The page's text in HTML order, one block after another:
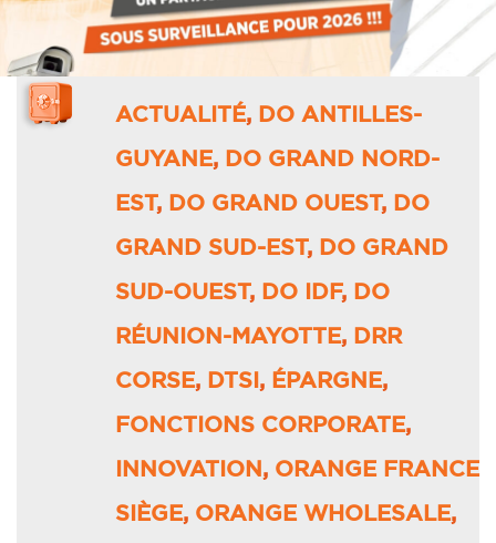
ACTUALITÉ, DO ANTILLES-
GUYANE, DO GRAND NORD-
EST , DO GRAND OUEST , DO
GRAND SUD-EST , DO GRAND
SUD-OUEST , DO IDF, DO
RÉUNION-MAYOTTE, DRR
CORSE, DTSI , ÉPARGNE,
FONCTIONS CORPORATE,
INNOVATION , ORANGE FRANCE
SIÈGE, ORANGE WHOLESALE,